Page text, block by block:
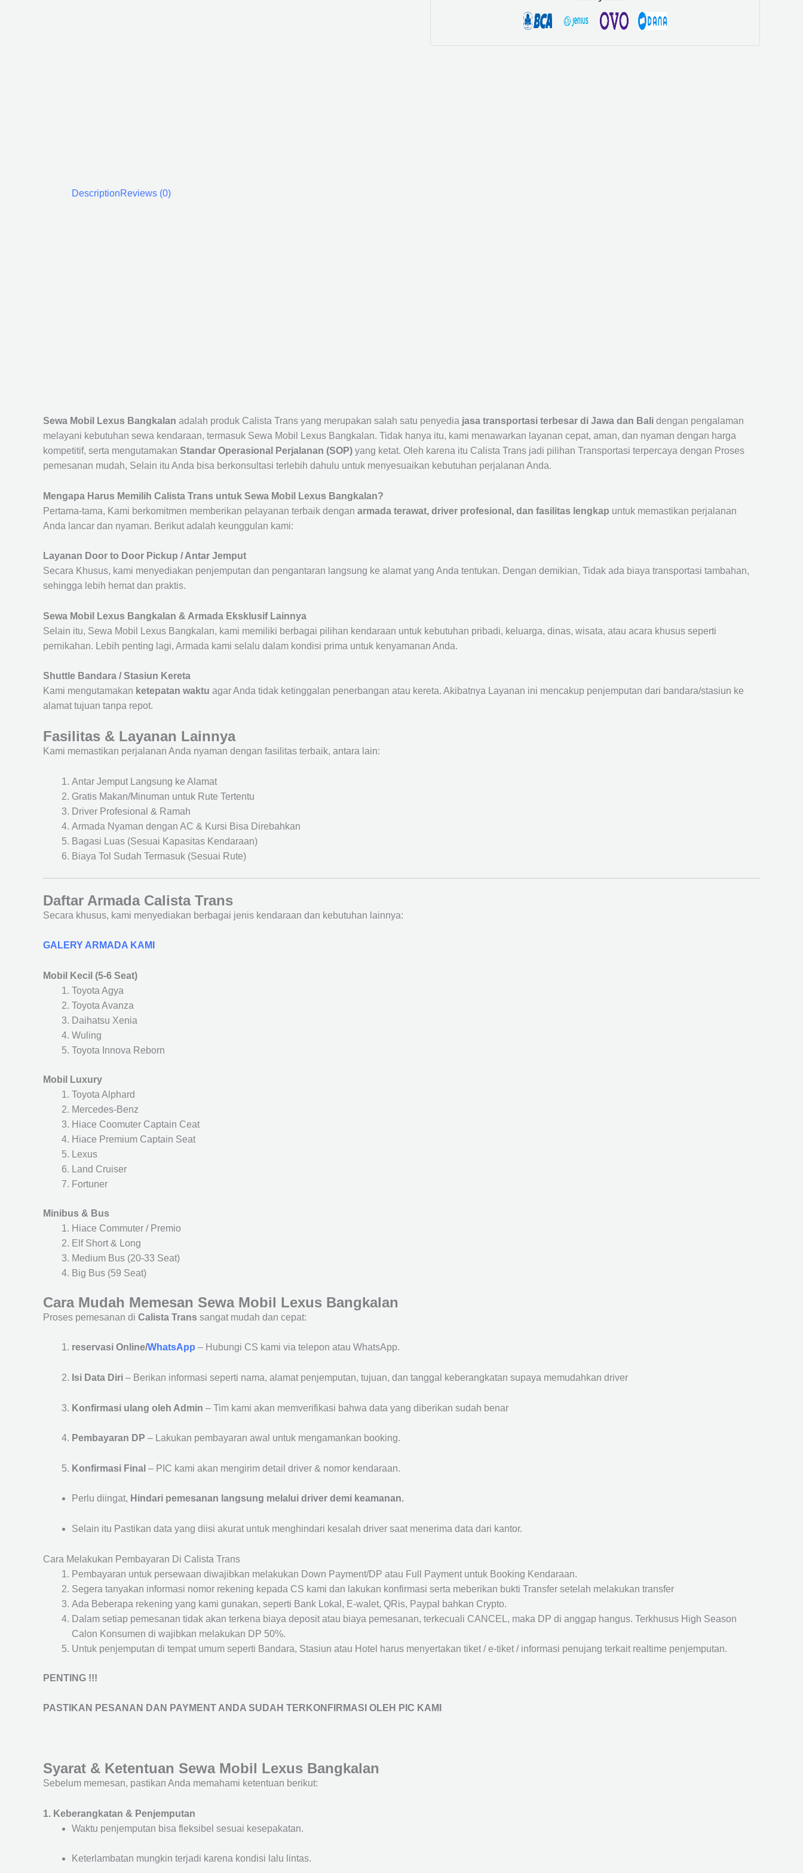
DescriptionReviews (0)
Sewa Mobil Lexus Bangkalan adalah produk Calista Trans yang merupakan salah satu penyedia jasa transportasi terbesar di Jawa dan Bali dengan pengalaman
melayani kebutuhan sewa kendaraan, termasuk Sewa Mobil Lexus Bangkalan. Tidak hanya itu, kami menawarkan layanan cepat, aman, dan nyaman dengan harga
kompetitif, serta mengutamakan Standar Operasional Perjalanan (SOP) yang ketat. Oleh karena itu Calista Trans jadi pilihan Transportasi terpercaya dengan Proses
pemesanan mudah, Selain itu Anda bisa berkonsultasi terlebih dahulu untuk menyesuaikan kebutuhan perjalanan Anda.
Mengapa Harus Memilih Calista Trans untuk Sewa Mobil Lexus Bangkalan?
Pertama-tama, Kami berkomitmen memberikan pelayanan terbaik dengan armada terawat, driver profesional, dan fasilitas lengkap untuk memastikan perjalanan
Anda lancar dan nyaman. Berikut adalah keunggulan kami:
Layanan Door to Door Pickup / Antar Jemput
Secara Khusus, kami menyediakan penjemputan dan pengantaran langsung ke alamat yang Anda tentukan. Dengan demikian, Tidak ada biaya transportasi tambahan,
sehingga lebih hemat dan praktis.
Sewa Mobil Lexus Bangkalan & Armada Eksklusif Lainnya
Selain itu, Sewa Mobil Lexus Bangkalan, kami memiliki berbagai pilihan kendaraan untuk kebutuhan pribadi, keluarga, dinas, wisata, atau acara khusus seperti
pernikahan. Lebih penting lagi, Armada kami selalu dalam kondisi prima untuk kenyamanan Anda.
Shuttle Bandara / Stasiun Kereta
Kami mengutamakan ketepatan waktu agar Anda tidak ketinggalan penerbangan atau kereta. Akibatnya Layanan ini mencakup penjemputan dari bandara/stasiun ke
alamat tujuan tanpa repot.
Fasilitas & Layanan Lainnya
Kami memastikan perjalanan Anda nyaman dengan fasilitas terbaik, antara lain:
Antar Jemput Langsung ke Alamat
Gratis Makan/Minuman untuk Rute Tertentu
Driver Profesional & Ramah
Armada Nyaman dengan AC & Kursi Bisa Direbahkan
Bagasi Luas (Sesuai Kapasitas Kendaraan)
Biaya Tol Sudah Termasuk (Sesuai Rute)
Daftar Armada Calista Trans
Secara khusus, kami menyediakan berbagai jenis kendaraan dan kebutuhan lainnya:
GALERY ARMADA KAMI
Mobil Kecil (5-6 Seat)
Toyota Agya
Toyota Avanza
Daihatsu Xenia
Wuling
Toyota Innova Reborn
Mobil Luxury
Toyota Alphard
Mercedes-Benz
Hiace Coomuter Captain Ceat
Hiace Premium Captain Seat
Lexus
Land Cruiser
Fortuner
Minibus & Bus
Hiace Commuter / Premio
Elf Short & Long
Medium Bus (20-33 Seat)
Big Bus (59 Seat)
Cara Mudah Memesan Sewa Mobil Lexus Bangkalan
Proses pemesanan di Calista Trans sangat mudah dan cepat:
reservasi Online/WhatsApp – Hubungi CS kami via telepon atau WhatsApp.
Isi Data Diri – Berikan informasi seperti nama, alamat penjemputan, tujuan, dan tanggal keberangkatan supaya memudahkan driver
Konfirmasi ulang oleh Admin – Tim kami akan memverifikasi bahwa data yang diberikan sudah benar
Pembayaran DP – Lakukan pembayaran awal untuk mengamankan booking.
Konfirmasi Final – PIC kami akan mengirim detail driver & nomor kendaraan.
Perlu diingat, Hindari pemesanan langsung melalui driver demi keamanan.
Selain itu Pastikan data yang diisi akurat untuk menghindari kesalah driver saat menerima data dari kantor.
Cara Melakukan Pembayaran Di Calista Trans
Pembayaran untuk persewaan diwajibkan melakukan Down Payment/DP atau Full Payment untuk Booking Kendaraan.
Segera tanyakan informasi nomor rekening kepada CS kami dan lakukan konfirmasi serta meberikan bukti Transfer setelah melakukan transfer
Ada Beberapa rekening yang kami gunakan, seperti Bank Lokal, E-walet, QRis, Paypal bahkan Crypto.
Dalam setiap pemesanan tidak akan terkena biaya deposit atau biaya pemesanan, terkecuali CANCEL, maka DP di anggap hangus. Terkhusus High Season
Calon Konsumen di wajibkan melakukan DP 50%.
Untuk penjemputan di tempat umum seperti Bandara, Stasiun atau Hotel harus menyertakan tiket / e-tiket / informasi penujang terkait realtime penjemputan.
PENTING !!!
PASTIKAN PESANAN DAN PAYMENT ANDA SUDAH TERKONFIRMASI OLEH PIC KAMI
Syarat & Ketentuan Sewa Mobil Lexus Bangkalan
Sebelum memesan, pastikan Anda memahami ketentuan berikut:
1. Keberangkatan & Penjemputan
Waktu penjemputan bisa fleksibel sesuai kesepakatan.
Keterlambatan mungkin terjadi karena kondisi lalu lintas.